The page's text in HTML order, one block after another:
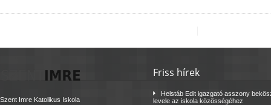
Szent Imre Katolikus Iskola
Friss hírek
Helstáb Edit igazgató asszony
levele az iskola közösségéhez